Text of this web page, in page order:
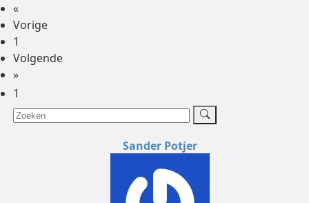
«
Vorige
1
Volgende
»
1
Sander Potjer